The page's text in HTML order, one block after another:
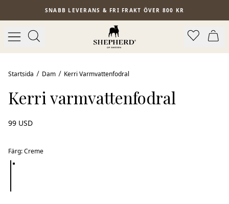
Hoppa till huvudinnehåll
SNABB LEVERANS & FRI FRAKT ÖVER 800 KR
Startsida Dam Kerri Varmvattenfodral
Kerri varmvattenfodral
99 USD
Färg:Creme